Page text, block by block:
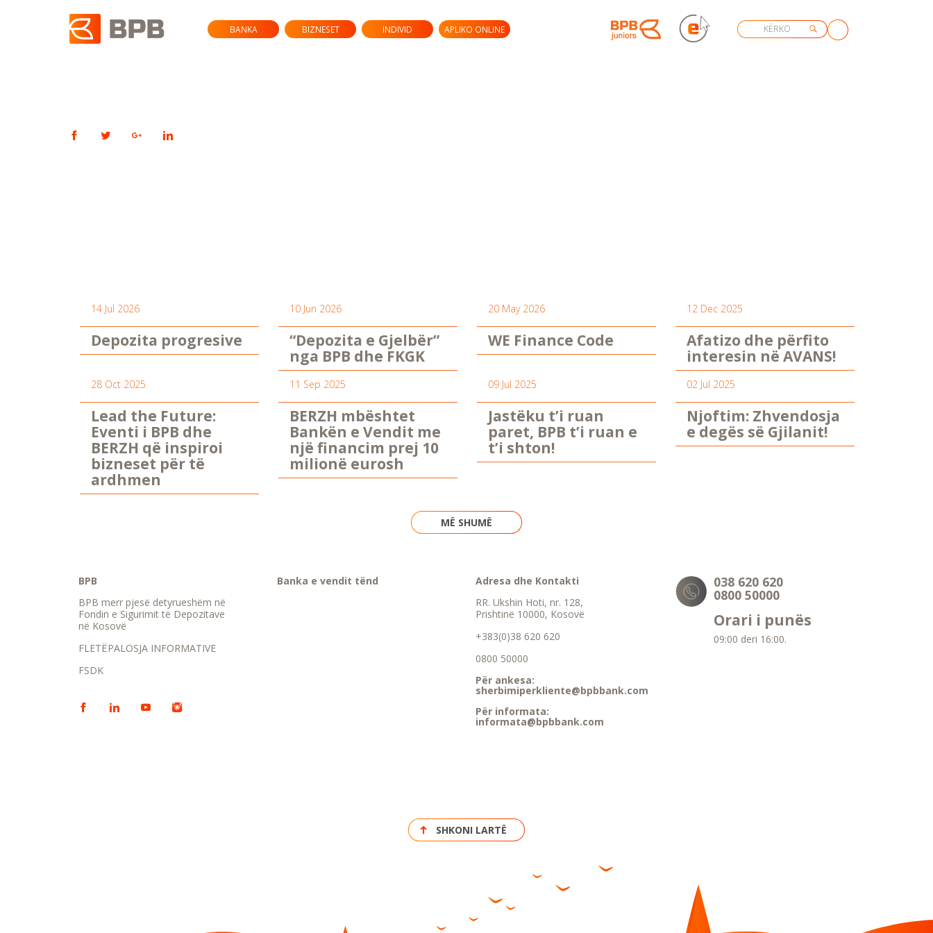
BANKA BIZNESET INDIVID APLIKO ONLINE
14 Jul 2026
Depozita progresive
10 Jun 2026
“Depozita e Gjelbër”
nga BPB dhe FKGK
20 May 2026
WE Finance Code
12 Dec 2025
Afatizo dhe përfito
interesin në AVANS!
28 Oct 2025
Lead the Future:
Eventi i BPB dhe
BERZH që inspiroi
bizneset për të
ardhmen
11 Sep 2025
BERZH mbështet
Bankën e Vendit me
një financim prej 10
milionë eurosh
09 Jul 2025
Jastëku t’i ruan
paret, BPB t’i ruan e
t’i shton!
02 Jul 2025
Njoftim: Zhvendosja
e degës së Gjilanit!
MË SHUMË
BPB
BPB merr pjesë detyrueshëm në
Fondin e Sigurimit të Depozitave
në Kosovë
FLETËPALOSJA INFORMATIVE
FSDK
Banka e vendit tënd
Adresa dhe Kontakti
RR. Ukshin Hoti, nr. 128,
Prishtinë 10000, Kosovë
+383(0)38 620 620
0800 50000
Për ankesa:
sherbimiperkliente@bpbbank.com
Për informata:
informata@bpbbank.com
038 620 620
0800 50000
Orari i punës
09:00 deri 16:00.
SHKONI LARTË